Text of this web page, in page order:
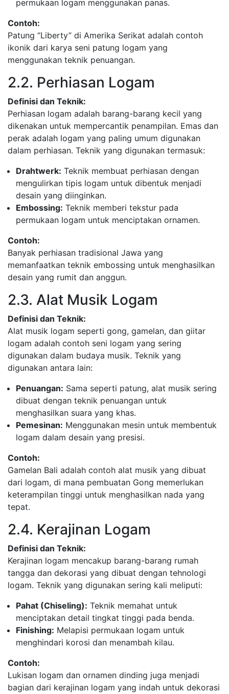
permukaan logam menggunakan panas.
Contoh:
Patung “Liberty” di Amerika Serikat adalah contoh
ikonik dari karya seni patung logam yang
menggunakan teknik penuangan.
2.2. Perhiasan Logam
Definisi dan Teknik:
Perhiasan logam adalah barang-barang kecil yang
dikenakan untuk mempercantik penampilan. Emas dan
perak adalah logam yang paling umum digunakan
dalam perhiasan. Teknik yang digunakan termasuk:
Drahtwerk: Teknik membuat perhiasan dengan
mengulirkan tipis logam untuk dibentuk menjadi
desain yang diinginkan.
Embossing: Teknik memberi tekstur pada
permukaan logam untuk menciptakan ornamen.
Contoh:
Banyak perhiasan tradisional Jawa yang
memanfaatkan teknik embossing untuk menghasilkan
desain yang rumit dan anggun.
2.3. Alat Musik Logam
Definisi dan Teknik:
Alat musik logam seperti gong, gamelan, dan giitar
logam adalah contoh seni logam yang sering
digunakan dalam budaya musik. Teknik yang
digunakan antara lain:
Penuangan: Sama seperti patung, alat musik sering
dibuat dengan teknik penuangan untuk
menghasilkan suara yang khas.
Pemesinan: Menggunakan mesin untuk membentuk
logam dalam desain yang presisi.
Contoh:
Gamelan Bali adalah contoh alat musik yang dibuat
dari logam, di mana pembuatan Gong memerlukan
keterampilan tinggi untuk menghasilkan nada yang
tepat.
2.4. Kerajinan Logam
Definisi dan Teknik:
Kerajinan logam mencakup barang-barang rumah
tangga dan dekorasi yang dibuat dengan tehnologi
logam. Teknik yang digunakan sering kali meliputi:
Pahat (Chiseling): Teknik memahat untuk
menciptakan detail tingkat tinggi pada benda.
Finishing: Melapisi permukaan logam untuk
menghindari korosi dan menambah kilau.
Contoh:
Lukisan logam dan ornamen dinding juga menjadi
bagian dari kerajinan logam yang indah untuk dekorasi